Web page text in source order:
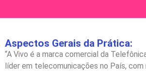
Aspectos Gerais da Prática:
“A Vivo é a marca comercial da
líder em telecomunicações no País, com